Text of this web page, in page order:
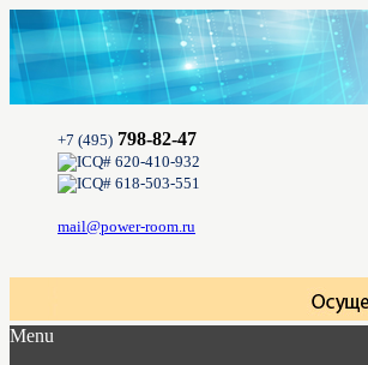
+7 (495) 798-82-47
620-410-932
618-503-551
mail@power-room.ru
Menu